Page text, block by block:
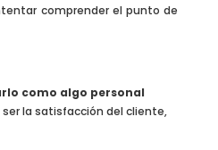
comprender el punto de
como algo personal
la satisfacción del cliente,